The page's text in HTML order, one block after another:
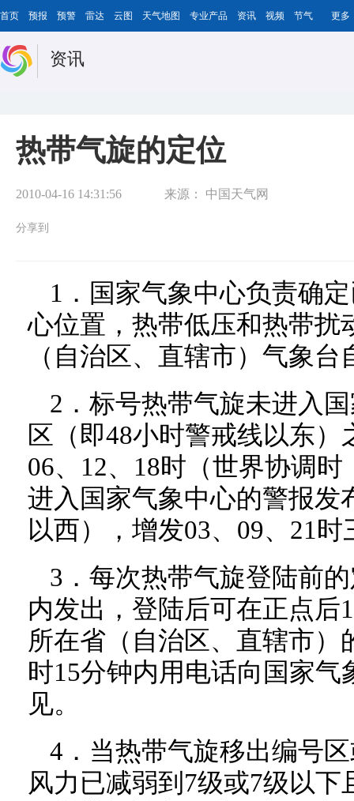
首页 预报 预警 雷达 云图 天气地图 专业产品 资讯 视频 节气 更多
资讯
热带气旋的定位
2010-04-16 14:31:56 来源： 中国天气网
分享到
1．国家气象中心负责确
心位置，热带低压和热带扰
（自治区、直辖市）气象台
2．标号热带气旋未进入
区（即48小时警戒线以东）
06、12、18时（世界协调
进入国家气象中心的警报发
以西），增发03、09、21
3．每次热带气旋登陆前
内发出，登陆后可在正点后
所在省（自治区、直辖市）
时15分钟内用电话向国家
见。
4．当热带气旋移出编号
风力已减弱到7级或7级以